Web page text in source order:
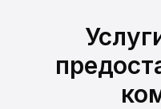
Замена и установка